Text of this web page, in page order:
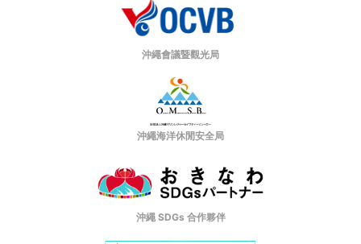
沖繩會議暨觀光局
沖繩海洋休閒安全局
沖繩 SDGs 合作夥伴